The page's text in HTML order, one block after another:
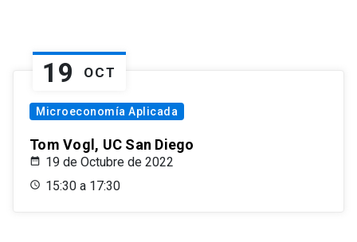
19 OCT
Microeconomía Aplicada
Tom Vogl, UC San Diego
19 de Octubre de 2022
15:30 a 17:30